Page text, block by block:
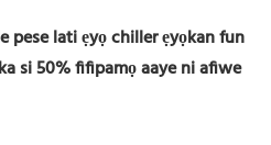
lati ẹyọ chiller ẹyọkan fun
si 50% fifipamọ aaye ni afiwe